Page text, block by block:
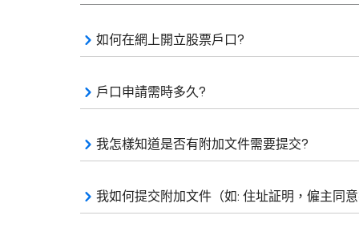
如何在網上開立股票戶口?
戶口申請需時多久?
我怎樣知道是否有附加文件需要提交?
我如何提交附加文件（如: 住址証明，僱主同